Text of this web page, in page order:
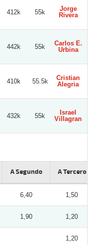
412k 55k
Jorge
Rivera
442k 55k
Carlos E.
Urbina
410k 55.5k
Cristian
Alegria
432k 55k
Israel
Villagran
A Segundo A Tercero
6,40 1,50
1,90 1,20
1,20